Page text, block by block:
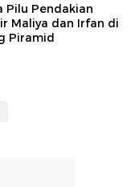
Pilu Pendakian
Maliya dan Irfan di
Piramid